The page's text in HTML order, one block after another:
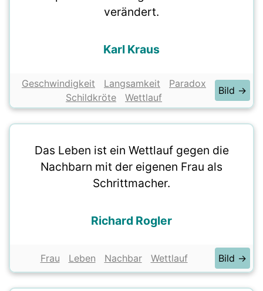
verändert.
Karl Kraus
Geschwindigkeit Langsamkeit
Paradox
Schildkröte
Wettlauf
Bild →
Das Leben ist ein Wettlauf gegen die
Nachbarn mit der eigenen Frau als
Schrittmacher.
Richard Rogler
Frau Leben Nachbar Wettlauf Bild →